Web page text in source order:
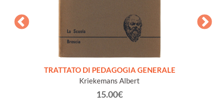
TRATTATO DI PEDAGOGIA GENERALE
Kriekemans Albert
15.00€